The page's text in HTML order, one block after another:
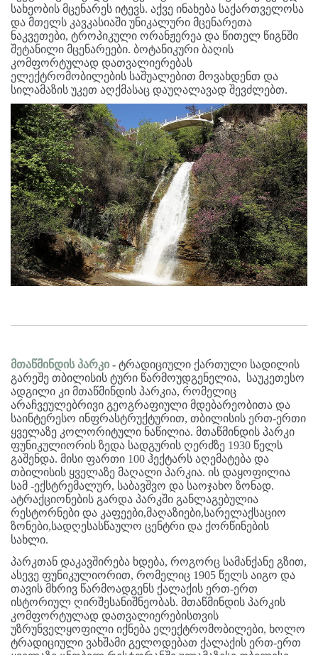
სახეობის მცენარეს იტევს. აქვე ინახება საქართველოსა
და მთელს კავკასიაში უნიკალური მცენარეთა
ნაკვეთები, ტროპიკული ორანჟერეა და წითელ წიგნში
შეტანილი მცენარეები. ბოტანიკური ბაღის
კომფორტულად დათვალიერებას
ელექტრომობილების საშუალებით მოვახდენთ და
სილამაზის უკეთ აღქმასაც დაუღალავად შევძლებთ.
მთაწმინდის პარკი - ტრადიციული ქართული სადილის
გარეშე თბილისის ტური წარმოუდგენელია, საუკეთესო
ადგილი კი მთაწმინდის პარკია, რომელიც
არაჩვეულებრივი გეოგრაფიული მდებარეობითა და
საინტერესო ინფრასტრუქტურით, თბილისის ერთ-ერთი
ყველაზე კოლორიტული ნაწილია. მთაწმინდის პარკი
ფუნიკულიორის ზედა სადგურის ღერძზე 1930 წელს
გაშენდა. მისი ფართი 100 ჰექტარს აღემატება და
თბილისის ყველაზე მაღალი პარკია. ის დაყოფილია
სამ -ექსტრემალურ, საბავშვო და საოჯახო ზონად.
ატრაქციონების გარდა პარკში განლაგებულია
რესტორნები და კაფეები,მაღაზიები,სარელაქსაციო
ზონები,სადღესასწაულო ცენტრი და ქორწინების
სახლი.
პარკთან დაკავშირება ხდება, როგორც სამანქანე გზით,
ასევე ფუნიკულიორით, რომელიც 1905 წელს აიგო და
თავის მხრივ წარმოადგენს ქალაქის ერთ-ერთ
ისტორიულ ღირშესანიშნეობას. მთაწმინდის პარკის
კომფორტულად დათვალიერებისთვის
უზრუნველყოფილი იქნება ელექტრომობილები, ხოლო
ტრადიციული ვახშამი გელოდებათ ქალაქის ერთ-ერთ